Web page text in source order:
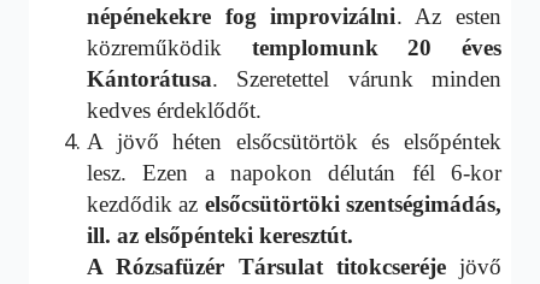
népénekekre fog improvizálni. Az esten
közreműködik templomunk 20 éves
Kántorátusa. Szeretettel várunk minden
kedves érdeklődőt.
A jövő héten elsőcsütörtök és elsőpéntek
lesz. Ezen a napokon délután fél 6-kor
kezdődik az elsőcsütörtöki szentségimádás,
ill. az elsőpénteki keresztút.
ARózsafüzér Társulat titokcseréje jövő